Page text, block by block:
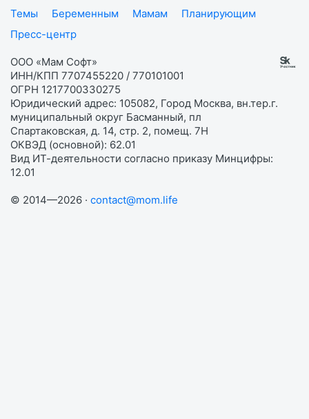
Темы
Беременным Мамам
Планирующим
Пресс-центр
ООО «Мам Софт»
ИНН/КПП 7707455220 / 770101001
ОГРН 1217700330275
Юридический адрес: 105082, Город Москва, вн.тер.г.
муниципальный округ Басманный, пл
Спартаковская, д. 14, стр. 2, помещ. 7Н
ОКВЭД (основной): 62.01
Вид ИТ-деятельности согласно приказу Минцифры:
12.01
© 2014—2026 · contact@mom.life